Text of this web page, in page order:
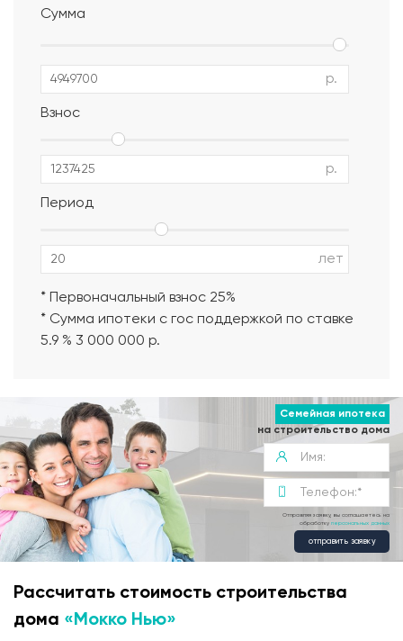
Альбом АР, КР, ИР
Сумма
р.
Взнос
р.
Период
лет
* Первоначальный взнос 25%
* Сумма ипотеки с гос поддержкой по ставке
5.9 % 3 000 000 р.
Семейная ипотека
на строительство дома
Отправляя заявку, вы соглашаетесь на
обработку персональных данных
отправить заявку
Рассчитать стоимость строительства
дома «Мокко Нью»